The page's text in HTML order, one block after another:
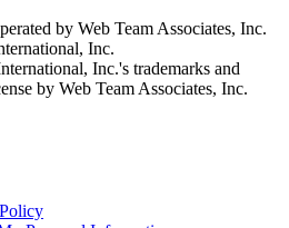
by Web Team Associates, Inc.
Inc.
Inc.'s trademarks and
by Web Team Associates, Inc.